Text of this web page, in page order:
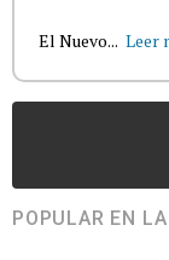
El Nuevo... Leer
POPULAR EN